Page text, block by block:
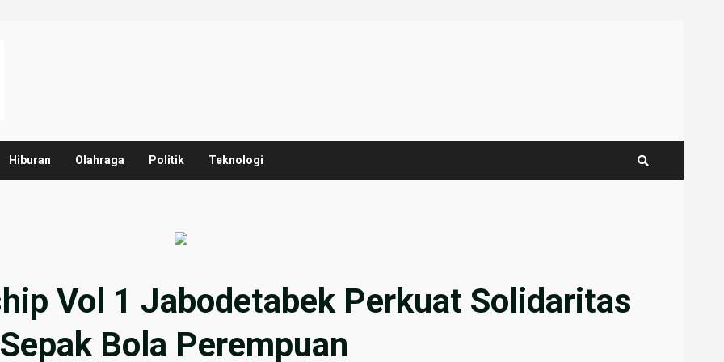
Hiburan Olahraga Politik Teknologi
Vol 1 Jabodetabek Perkuat Solidaritas
Bola Perempuan